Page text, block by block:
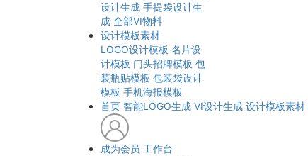
设计生成 手提袋设计生
成 全部VI物料
设计模板素材
LOGO设计模板 名片设
计模板 门头招牌模板 包
装瓶贴模板 包装袋设计
模板 手机海报模板
首页 智能LOGO生成 VI设计生成 设计模板素材
成为会员 工作台